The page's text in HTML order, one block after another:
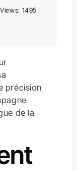
Views: 1495
précision
de la